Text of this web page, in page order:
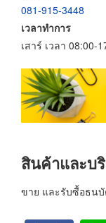
081-915-3448
เวลาทำการ
เสาร์ เวลา 08:00-
สินค้าและบ
ขาย และรับซื้อธน